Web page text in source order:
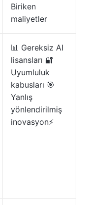
Biriken
maliyetler
📊 Gereksiz AI
lisansları 🔐
Uyumluluk
kabusları 🎯
Yanlış
yönlendirilmiş
inovasyon⚡️